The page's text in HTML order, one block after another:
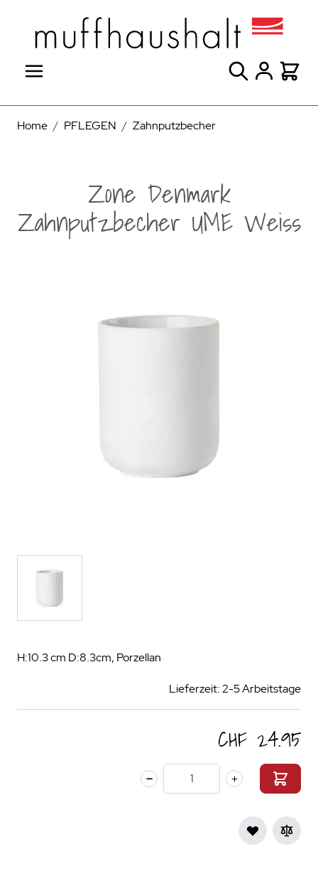
Suche
Home / PFLEGEN / Zahnputzbecher
Zone Denmark
Zahnputzbecher UME Weiss
H:10.3 cm D:8.3cm, Porzellan
Lieferzeit: 2-5 Arbeitstage
CHF 24.95
Menge